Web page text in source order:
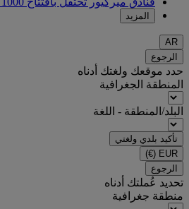
المزيد
AR
الرجوع
حدد موقعك ولغتك أدناه
المنطقة الجغرافية
البلد/المنطقة - اللغة
تأكيد بلدي ولغتي
EUR
(€)
الرجوع
تحديد عُملتك أدناه
منطقة جغرافية